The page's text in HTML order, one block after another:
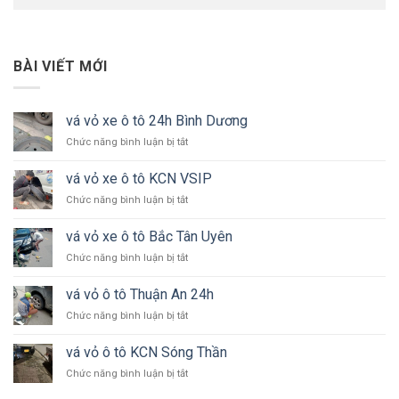
BÀI VIẾT MỚI
vá vỏ xe ô tô 24h Bình Dương
Chức năng bình luận bị tắtở
vỏ
xe
ô
24h
Dương
vá vỏ xe ô tô KCN VSIP
Chức năng bình luận bị tắtở
vỏ
xe
ô
KCN
vá vỏ xe ô tô Bắc Tân Uyên
Chức năng bình luận bị tắtở
vỏ
xe
ô
Bắc
Tân
Uyên
vá vỏ ô tô Thuận An 24h
Chức năng bình luận bị tắtở
ô
tô
vá vỏ ô tô KCN Sóng Thần
Chức năng bình luận bị tắtở